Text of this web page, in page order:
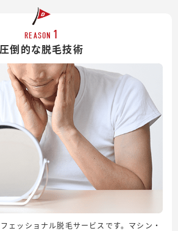
REASON 1
圧倒的な脱毛技術
ェッショナル脱毛サービスです。マシン・